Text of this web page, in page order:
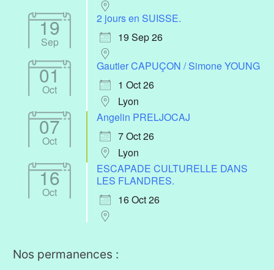
19
Sep
2 jours en SUISSE.
19 Sep 26
01
Oct
Gautier CAPUÇON / Simone YOUNG
1 Oct 26
Lyon
07
Oct
Angelin PRELJOCAJ
7 Oct 26
Lyon
16
Oct
ESCAPADE CULTURELLE DANS
LES FLANDRES.
16 Oct 26
Nos permanences :